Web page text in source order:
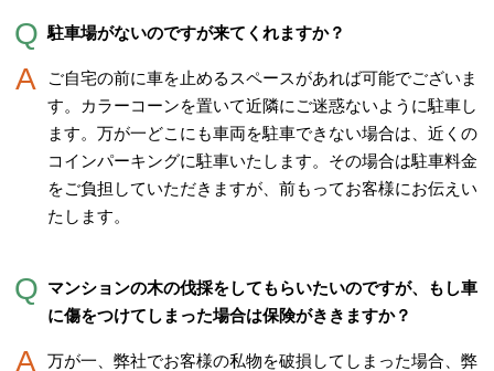
駐車場がないのですが来てくれますか？
ご自宅の前に車を止めるスペースがあれば可能でございま
す。カラーコーンを置いて近隣にご迷惑ないように駐車し
ます。万が一どこにも車両を駐車できない場合は、近くの
コインパーキングに駐車いたします。その場合は駐車料金
をご負担していただきますが、前もってお客様にお伝えい
たします。
マンションの木の伐採をしてもらいたいのですが、もし車
に傷をつけてしまった場合は保険がききますか？
万が一、弊社でお客様の私物を破損してしまった場合、弊